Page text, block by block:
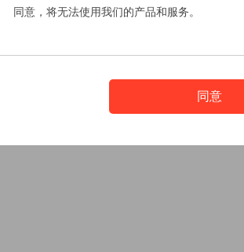
同意，将无法使用我们的产品和服务。
同意